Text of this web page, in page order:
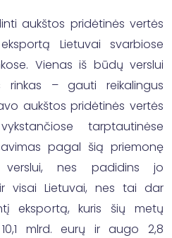
aukštos pridėtinės vertės
Lietuvai svarbiose
Vienas iš būdų verslui
– gauti reikalingus
aukštos pridėtinės vertės
tarptautinėse
pagal šią priemonę
nes padidins jo
visai Lietuvai, nes tai dar
eksportą, kuris šių metų
mlrd. eurų ir augo 2,8